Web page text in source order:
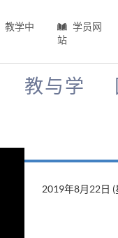
教学中
学员网
站
教与学
2019年8月22日 (